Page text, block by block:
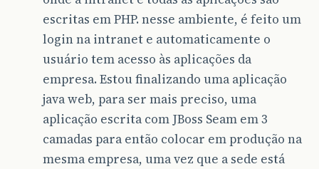
escritas em PHP. nesse ambiente, é feito um
login na intranet e automaticamente o
usuário tem acesso às aplicações da
empresa. Estou finalizando uma aplicação
java web, para ser mais preciso, uma
aplicação escrita com JBoss Seam em 3
camadas para então colocar em produção na
mesma empresa, uma vez que a sede está